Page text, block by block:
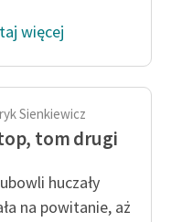
więcej
Sienkiewicz
tom drugi
huczały
na powitanie, aż